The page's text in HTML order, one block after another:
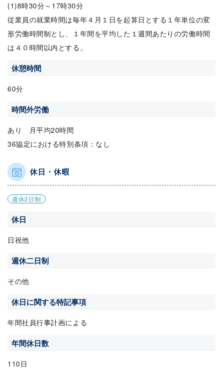
(1)8時30分～17時30分
従業員の就業時間は毎年４月１日を起算日とする１年単位の変
形労働時間制とし、１年間を平均した１週間あたりの労働時間
は４０時間以内とする。
休憩時間
60分
時間外労働
あり 月平均20時間
36協定における特別条項：なし
休日・休暇
週休2日制
休日
日祝他
週休二日制
その他
休日に関する特記事項
年間社員行事計画による
年間休日数
110日